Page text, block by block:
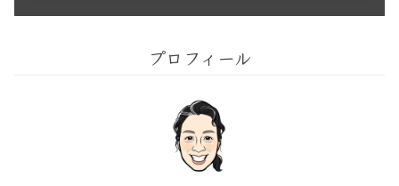
プロフィール